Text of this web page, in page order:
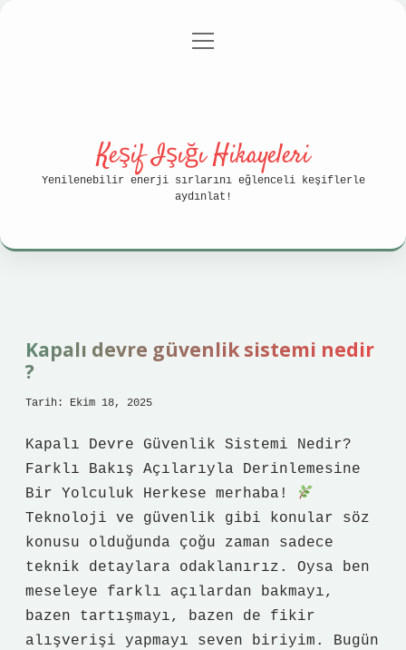
Gizlilik Politikası
menüyü
Keşif Işığı Hikayeleri
Yenilenebilir enerji sırlarını eğlenceli keşiflerle
aydınlat!
Işığı
Hikayeleri
Yazılar
Kapalı devre güvenlik sistemi nedir
?
Tarih: Ekim 18, 2025
Kapalı Devre Güvenlik Sistemi Nedir?
Farklı Bakış Açılarıyla Derinlemesine
Bir Yolculuk Herkese merhaba!
Teknoloji ve güvenlik gibi konular söz
konusu olduğunda çoğu zaman sadece
teknik detaylara odaklanırız. Oysa ben
meseleye farklı açılardan bakmayı,
bazen tartışmayı, bazen de fikir
alışverişi yapmayı seven biriyim. Bugün